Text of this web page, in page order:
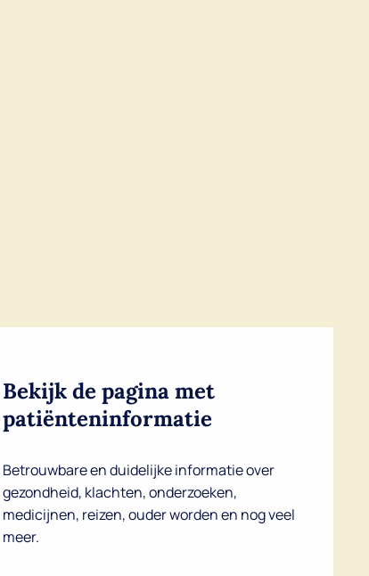
Bekijk de pagina met
patiënteninformatie
Betrouwbare en duidelijke informatie over
gezondheid, klachten, onderzoeken,
medicijnen, reizen, ouder worden en nog veel
meer.